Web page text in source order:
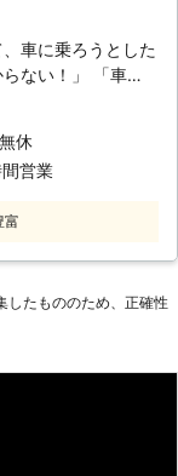
くのは、車を運転
うんともすんとも
実際に運転をしよ
気が付くので、時
とも多いでしょ
」の出番です！弊
対応していま
らこそ、お客様か
、車に乗ろうとした
ない！」 「車泊
点灯したまま眠っ
ーが上がってしま
いのに、子供を
ってみたらエンジ
なってしまって困
車のバッテリーが
てしまいます。そ
休
営業
富
したもののため、正確性